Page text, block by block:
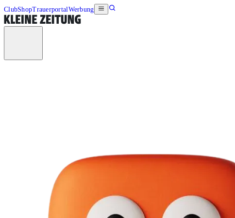
ClubShopTrauerportalWerbung